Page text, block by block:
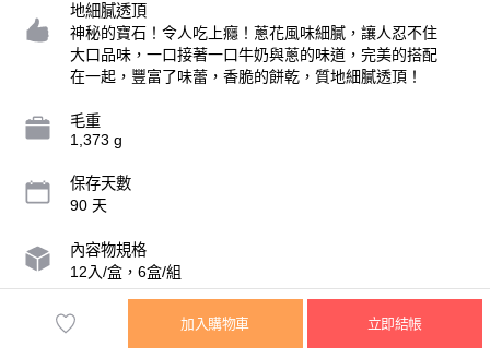
地細膩透頂
神秘的寶石！令人吃上癮！蔥花風味細膩，讓人忍不住
大口品味，一口接著一口牛奶與蔥的味道，完美的搭配
在一起，豐富了味蕾，香脆的餅乾，質地細膩透頂！
毛重
1,373 g
保存天數
90 天
內容物規格
12入/盒，6盒/組
營業人名稱
加入購物車 立即結帳